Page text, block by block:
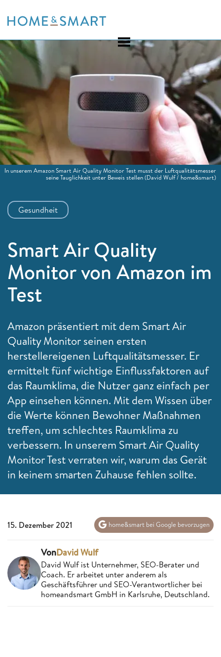
to
Gesundheit
Smart Air Quality
Monitor von Amazon im
Test
Amazon präsentiert mit dem Smart Air
Quality Monitor seinen ersten
herstellereigenen Luftqualitätsmesser. Er
ermittelt fünf wichtige Einflussfaktoren auf
das Raumklima, die Nutzer ganz einfach per
App einsehen können. Mit dem Wissen über
die Werte können Bewohner Maßnahmen
treffen, um schlechtes Raumklima zu
verbessern. In unserem Smart Air Quality
Monitor Test verraten wir, warum das Gerät
in keinem smarten Zuhause fehlen sollte.
In unserem Amazon Smart Air Quality Monitor Test musst der Luftqualitätsmesser
seine Tauglichkeit unter Beweis stellen(David Wulf / home&smart)
15. Dezember 2021 home&smart bei Google bevorzugen
VonDavid Wulf
David Wulf ist Unternehmer, SEO-Berater und
Coach. Er arbeitet unter anderem als
Geschäftsführer und SEO-Verantwortlicher bei
homeandsmart GmbH in Karlsruhe, Deutschland.